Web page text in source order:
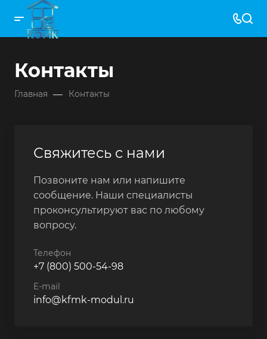
Контакты
Главная — Контакты
Свяжитесь с нами
Позвоните нам или напишите
сообщение. Наши специалисты
проконсультируют вас по любому
вопросу.
Телефон
+7 (800) 500-54-98
E-mail
info@kfmk-modul.ru